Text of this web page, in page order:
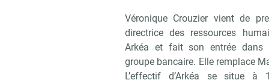
Véronique Crouzier vient de
directrice des ressources
Arkéa et fait son entrée dans
groupe bancaire. Elle remplace
L’effectif d’Arkéa se situe à